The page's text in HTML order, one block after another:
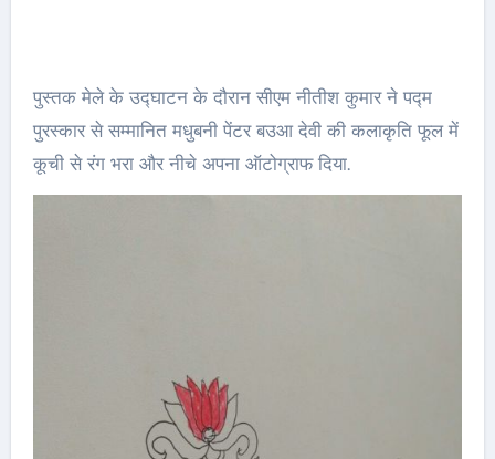
पुस्तक मेले के उद्घाटन के दौरान सीएम नीतीश कुमार ने पद्म
पुरस्कार से सम्मानित मधुबनी पेंटर बउआ देवी की कलाकृति फूल में
कूची से रंग भरा और नीचे अपना ऑटोग्राफ दिया.